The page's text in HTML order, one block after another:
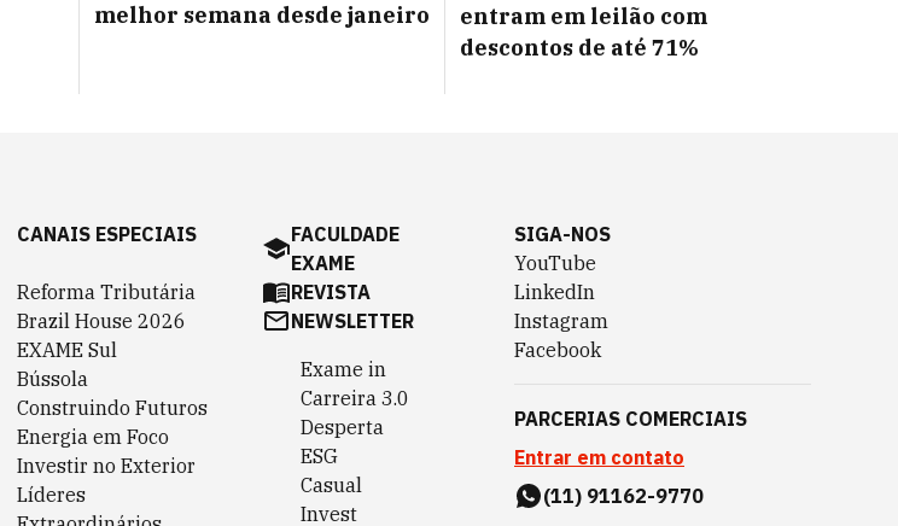
melhor semana desde janeiro
entram em leilão com
descontos de até 71%
CANAIS ESPECIAIS
Reforma Tributária
Brazil House 2026
EXAME Sul
Bússola
Construindo Futuros
Energia em Foco
Investir no Exterior
Líderes
FACULDADE
EXAME
REVISTA
NEWSLETTER
Exame in
Carreira 3.0
Desperta
ESG
Casual
Invest
SIGA-NOS
YouTube
LinkedIn
Instagram
Facebook
PARCERIAS COMERCIAIS
Entrar em contato
(11) 91162-9770